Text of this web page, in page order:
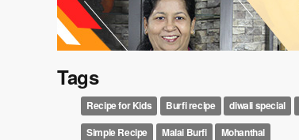
Tags
Recipe for Kids Burfi recipe diwali special
Simple Recipe
Malai Burfi Mohanthal